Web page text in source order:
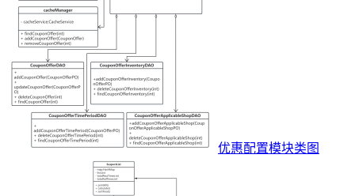
优惠配置模块类图